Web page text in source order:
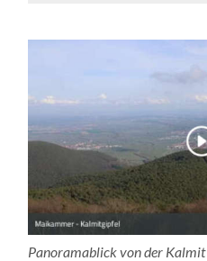
Panoramablick von der Kalmit